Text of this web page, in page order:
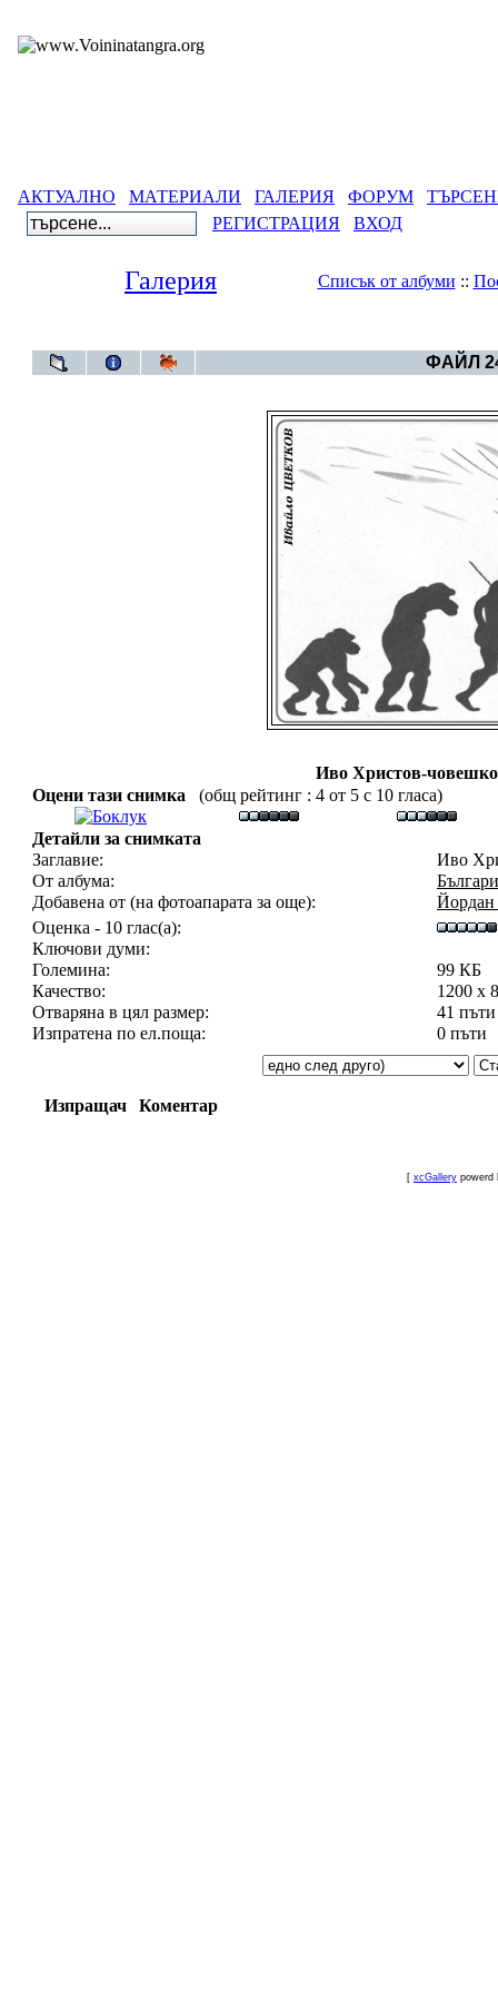
АКТУАЛНО МАТЕРИАЛИ ГАЛЕРИЯ ФОРУМ
РЕГИСТРАЦИЯ
ВХОД
Галерия Списък от албуми ::
ФАЙЛ
Иво Христов-
Оцени тази снимка
(общ рейтинг : 4 от 5 с 10 гласа)
Детайли за снимката
Заглавие:
Иво
От албума:
Добавена от (на фотоапарата за още):
Оценка - 10 глас(а):
Ключови думи:
Големина:
99 КБ
Качество:
1200 x
Отваряна в цял размер:
41 пъти
Изпратена по ел.поща:
0 пъти
Изпращач Коментар
[ xcGallery